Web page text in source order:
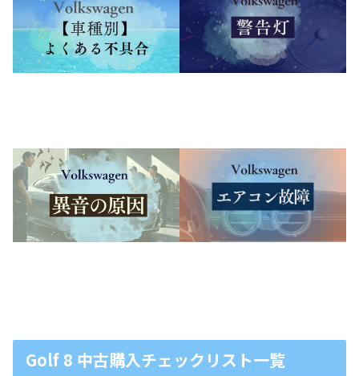
Golf 8 中古購入チェックリスト一覧